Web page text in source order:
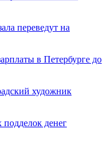
переведут на
в Петербурге до
художник
денег